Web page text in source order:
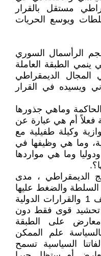
مستقل بالقرار
ويوسع الحريات
الرأسمال السوري
ينمي الطبقة العاملة
المجال الديمقراطي
ويسيده في القرار
وماهي جذورها
فعلاً أم هي عبارة عن
وكيلة طفيلية مع
وما هي وظيفها في
وما هي مواردها
الديمقراطي ، مدى
السلطة والضغط عليها
لأخذ البلاد نحو التسوية وفق جنيف 1 والقرارات الدولية
تحشيد قوى فقط دون
على الطبقة
علم الممكن
السياسية تسمح